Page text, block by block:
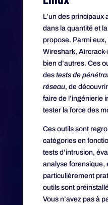
L’un des principaux
dans la quantité et
propose. Parmi
Wireshark,
bien d’autres. Ces
des tests de
réseau, de
faire de l’ingénierie
tester la force des
Ces outils sont
catégories en
tests d’intrusion,
analyse forensique,
particulièrement
outils sont
Vous n’avez pas à